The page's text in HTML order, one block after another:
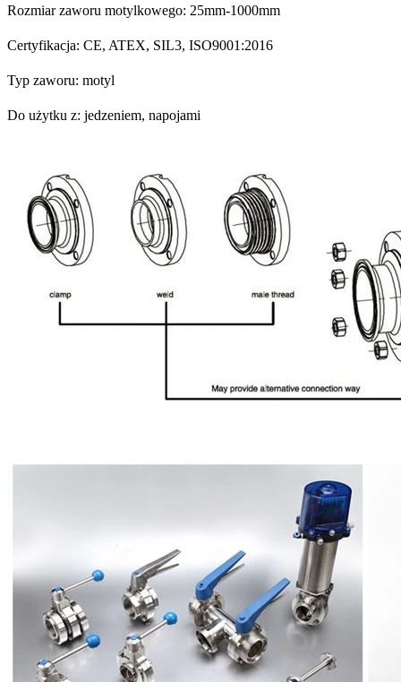
Rozmiar zaworu motylkowego: 25mm-1000mm
Certyfikacja: CE, ATEX, SIL3, ISO9001:2016
Typ zaworu: motyl
Do użytku z: jedzeniem, napojami